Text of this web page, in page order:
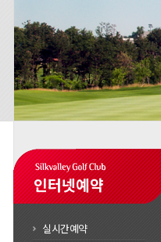
인터넷예약
실시간예약